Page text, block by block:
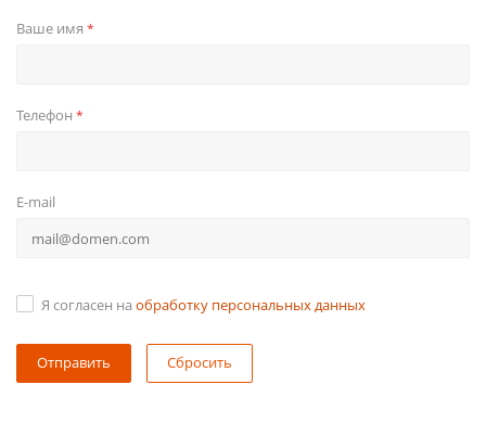
Ваше имя *
Телефон *
E-mail
Я согласен на обработку персональных данных
Сбросить